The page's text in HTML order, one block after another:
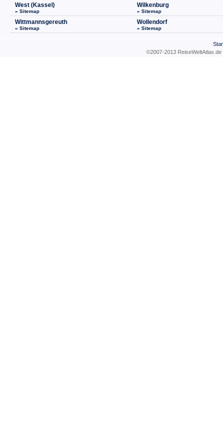
West (Kassel)
» Sitemap
Wilkenburg
» Sitemap
Wittmannsgereuth
» Sitemap
Wollendorf
» Sitemap
©2007-2013